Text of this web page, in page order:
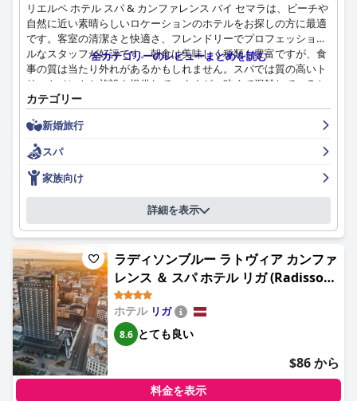
リエルペ ホテル スパ & カンファレンス バイ セマラは、ビーチや
自然に近い素晴らしいロケーションのホテルをお探しの方に最適
です。客室の清潔さと快適さ、フレンドリーでプロフェッショナ
ルなスタッフが好評です。朝食は美味しく種類も豊富ですが、食
事の質は当たり外れがあるかもしれません。スパでは質の高いト
リートメントと施設を提供していますが、狭くて混雑していると
感じる人もいます。プールエリアは広々としていて手入れが行き
届いており、屋内と屋外の両方でスイミングを楽しめます。ご家
族連れには、子供用の独立した部屋や、プレイルームや有料エン
ターテイメントオプションを備えた専用のキッズゾーンが喜ばれ
るでしょう。敷地内には駐車場があり、オフシーズン中は無料で
す。全体として、リエルペ ホテル スパ & カンファレンス バイ セ
マラは、自然に近いリラックスした滞在をお探しの方に最適で
全カテゴリーのレビューまとめを読む
カテゴリー
新婚旅行
スパ
家族向け
詳細を表示
ラディソンブルー ラトヴィア カンファ
レンス ＆ スパ ホテル リガ (Radisson
Blu Latvija Conference & Spa Hotel,
Riga)
ホテル リガ
8.6 とても良い
$86 から
料金を表示